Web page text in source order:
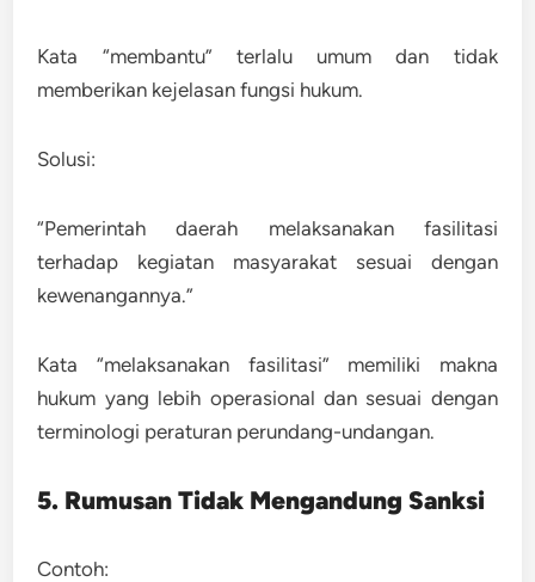
Kata “membantu” terlalu umum dan tidak
memberikan kejelasan fungsi hukum.
Solusi:
“Pemerintah daerah melaksanakan fasilitasi
terhadap kegiatan masyarakat sesuai dengan
kewenangannya.”
Kata “melaksanakan fasilitasi” memiliki makna
hukum yang lebih operasional dan sesuai dengan
terminologi peraturan perundang-undangan.
5. Rumusan Tidak Mengandung Sanksi
Contoh: